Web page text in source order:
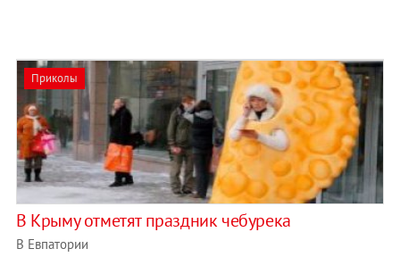
Приколы
В Крыму отметят праздник чебурека
В Евпатории